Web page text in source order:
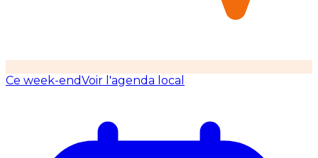
Ce week-endVoir l'agenda local